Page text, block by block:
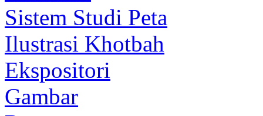
Sistem Studi Peta
Ilustrasi Khotbah
Ekspositori
Gambar